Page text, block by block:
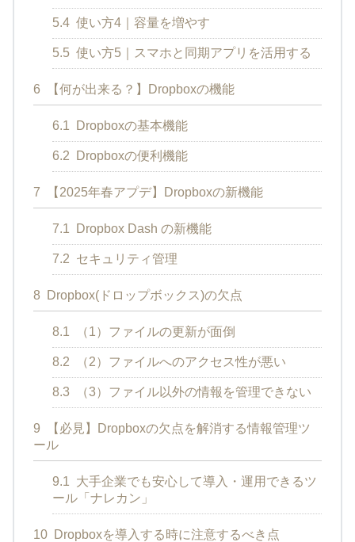
5.4 使い方4｜容量を増やす
5.5 使い方5｜スマホと同期アプリを活用する
6 【何が出来る？】Dropboxの機能
6.1 Dropboxの基本機能
6.2 Dropboxの便利機能
7 【2025年春アプデ】Dropboxの新機能
7.1 Dropbox Dash の新機能
7.2 セキュリティ管理
8 Dropbox(ドロップボックス)の欠点
8.1 （1）ファイルの更新が面倒
8.2 （2）ファイルへのアクセス性が悪い
8.3 （3）ファイル以外の情報を管理できない
9
【必見】Dropboxの欠点を解消する情報管理ツ
ール
9.1 大手企業でも安心して導入・運用できるツ
ール「ナレカン」
10 Dropboxを導入する時に注意するべき点